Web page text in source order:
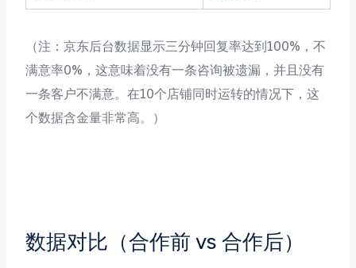
（注：京东后台数据显示三分钟回复率达到100%，不
满意率0%，这意味着没有一条咨询被遗漏，并且没有
一条客户不满意。在10个店铺同时运转的情况下，这
个数据含金量非常高。）
数据对比（合作前 vs 合作后）